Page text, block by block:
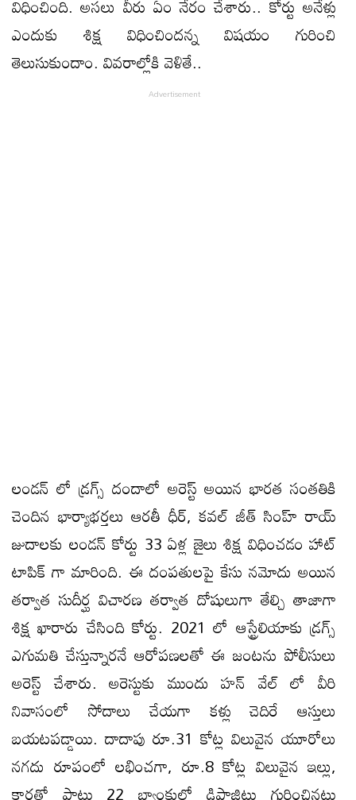
ఎందుకు శిక్ష విధించిందన్న విషయం గురించి
తెలుసుకుందాం. వివరాల్లోకి వెళితే..
లండన్ లో డ్రగ్స్ దందాలో అరెస్ట్ అయిన భారత సంతతికి
చెందిన భార్యాభర్తలు ఆరతీ ధీర్, కవల్ జీత్ సింహ్ రాయ్
జుదాలకు లండన్ కోర్టు 33 ఏళ్ల జైలు శిక్ష విధించడం హాట్
టాపిక్ గా మారింది. ఈ దంపతులపై కేసు నమోదు అయిన
తర్వాత సుదీర్ఘ విచారణ తర్వాత దోషులుగా తేల్చి తాజాగా
శిక్ష ఖారారు చేసింది కోర్టు. 2021 లో ఆస్ట్రేలియాకు డ్రగ్స్
ఎగుమతి చేస్తున్నారనే ఆరోపణలతో ఈ జంటను పోలీసులు
అరెస్ట్ చేశారు. అరెస్టుకు ముందు హన్ వేల్ లో వీరి
నివాసంలో సోదాలు చేయగా కళ్లు చెదిరే ఆస్తులు
బయటపడ్డాయి. దాదాపు రూ.31 కోట్ల విలువైన యూరోలు
నగదు రూపంలో లభించగా, రూ.8 కోట్ల విలువైన ఇల్లు,
కార్లతో పాటు 22 బ్యాంకుల్లో డిపాజిట్లు గుర్తించినట్లు